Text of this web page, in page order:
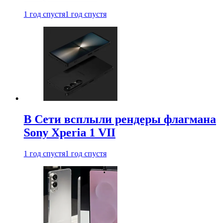
1 год спустя1 год спустя
В Сети всплыли рендеры флагмана
Sony Xperia 1 VII
1 год спустя1 год спустя